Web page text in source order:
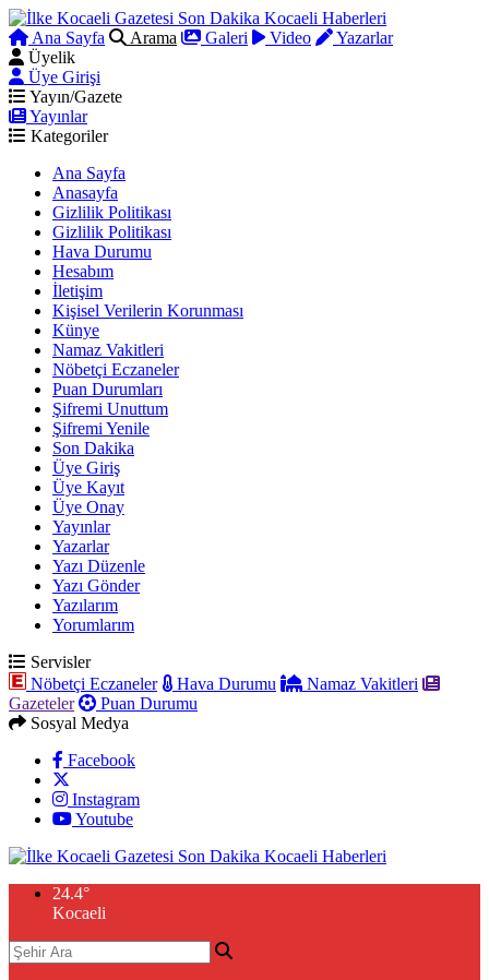
Ana Sayfa Arama Galeri Video
Yazarlar
Üyelik
Üye Girişi
Yayın/Gazete
Yayınlar
Kategoriler
Ana Sayfa
Anasayfa
Gizlilik Politikası
Gizlilik Politikası
Hava Durumu
Hesabım
İletişim
Kişisel Verilerin Korunması
Künye
Namaz Vakitleri
Nöbetçi Eczaneler
Puan Durumları
Şifremi Unuttum
Şifremi Yenile
Son Dakika
Üye Giriş
Üye Kayıt
Üye Onay
Yayınlar
Yazarlar
Yazı Düzenle
Yazı Gönder
Yazılarım
Yorumlarım
Servisler
Nöbetçi Eczaneler
Hava Durumu
Namaz Vakitleri
Gazeteler
Puan Durumu
Sosyal Medya
Facebook
Instagram
Youtube
24.4°
Kocaeli